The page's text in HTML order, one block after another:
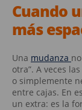
Cuando
más
Una mudanza
otra”. A veces
o simplemente
entre cajas. En
un extra: es la